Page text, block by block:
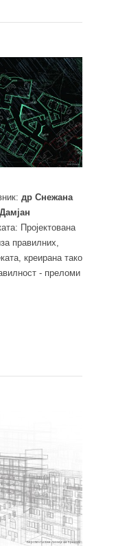
др Снежана
Дамјан
Пројектована
правилних,
креирана тако
- преломи